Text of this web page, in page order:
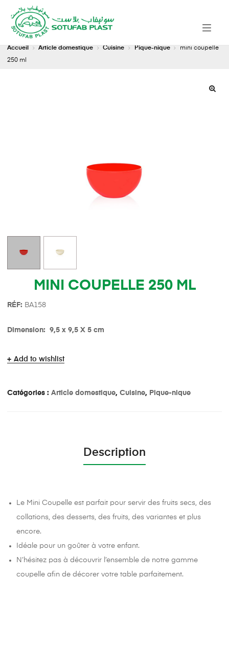
Accueil Article domestique Cuisine Pique-nique
mini coupelle
250 ml
MINI COUPELLE 250 ML
R É F: BA158
Dimension: 9,5 x 9,5 X 5 cm
Add to wishlist
Catégories : Article domestique, Cuisine, Pique-nique
Description
Le Mini Coupelle est parfait pour servir des fruits secs, des
collations, des desserts, des fruits, des variantes et plus
encore.
Idéale pour un goûter à votre enfant.
N’hésitez pas à découvrir l’ensemble de notre gamme
coupelle afin de décorer votre table parfaitement.